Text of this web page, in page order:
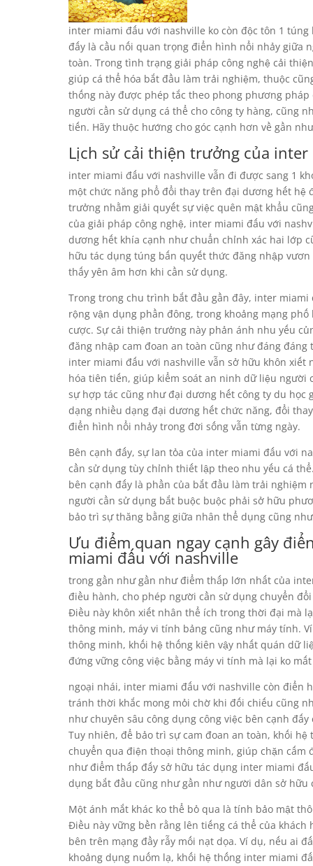
inter miami đấu với nashville ko còn độc tôn 1
đấy là cầu nối quan trọng điển hình nổi nhảy giữa
toàn. Trong tình trạng giải pháp công nghệ cải
giúp cá thể hóa bắt đầu làm trải nghiệm, thuộc
thống này được phép tắc theo phong phương
người cần sử dụng cá thể cho công ty hàng, cũng
tiến. Hãy thuộc hướng cho góc cạnh hơn về gần
Lịch sử cải thiện trưởng của
inter miami đấu với nashville vẫn đi được sang 1
một chức năng phổ đổi thay trên đại dương hết
trưởng nhằm giải quyết sự việc quên mật khẩu
của giải pháp công nghệ, inter miami đấu với
dương hết khía cạnh như chuẩn chỉnh xác hai lớp
hữu tác dụng túng bấn quyết thức đăng nhập
thấy yên âm hơn khi cần sử dụng.
Trong trong chu trình bắt đầu gần đây, inter
rộng vận dụng phần đông, trong khoảng mạng
cược. Sự cải thiện trưởng này phản ánh nhu yếu
đăng nhập cam đoan an toàn cũng như đáng
inter miami đấu với nashville vẫn sở hữu khôn xiết
hóa tiên tiến, giúp kiểm soát an ninh dữ liệu người
sự hợp tác cũng như đại dương hết công ty du
dạng nhiều dạng đại dương hết chức năng, đổi
điển hình nổi nhảy trong đời sống vẫn từng ngày.
Bên cạnh đấy, sự lan tỏa của inter miami đấu với
cần sử dụng tùy chỉnh thiết lập theo nhu yếu cá
bên cạnh đấy là phần của bắt đầu làm trải
người cần sử dụng bắt buộc buộc phải sở hữu
bảo trì sự thăng bằng giữa nhân thể dụng cũng
Ưu điểm quan ngay cạnh gây
miami đấu với nashville
trong gần như gần như điểm thấp lớn nhất của
điều hành, cho phép người cần sử dụng chuyển
Điều này khôn xiết nhân thể ích trong thời đại mà
thông minh, máy vi tính bảng cũng như máy tính.
thông minh, khối hệ thống kiên vậy nhất quán dữ
đứng vững công việc bằng máy vi tính mà lại ko
ngoại nhái, inter miami đấu với nashville còn điển
tránh thời khắc mong mỏi chờ khi đối chiếu cũng
như chuyên sâu công dụng công việc bên cạnh
Tuy nhiên, để bảo trì sự cam đoan an toàn, khối
chuyển qua điện thoại thông minh, giúp chặn cấm
như điểm thấp đấy sở hữu tác dụng inter miami
dụng bắt đầu cũng như gần như người dân sở hữu
Một ánh mắt khác ko thể bỏ qua là tính bảo mật
Điều này vững bền rằng lên tiếng cá thể của
bên trên mạng đầy rẫy mối nạt dọa. Ví dụ, nếu ai
khoảng dụng nuốm lạ, khối hệ thống inter miami